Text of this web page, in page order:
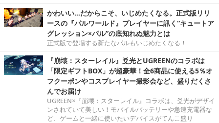
かわいい…だからこそ、いじめたくなる。正式版リリ
ースの『パルワールド』プレイヤーに訊く“キュートア
グレッション×パル”の底知れぬ魅力とは
正式版で登場する新たなパルもいじめたくなる！
『崩壊：スターレイル』爻光とUGREENのコラボは
「限定ギフトBOX」が超豪華！全6商品に使える5％オ
フクーポンやコスプレイヤー撮影会など、盛りだくさ
んでお届け
UGREEN×『崩壊：スターレイル』コラボは、爻光がデザイ
ンされていて美しい！モバイルバッテリーや急速充電器な
ど、ゲームと一緒に使いたいデバイスがてんこ盛り